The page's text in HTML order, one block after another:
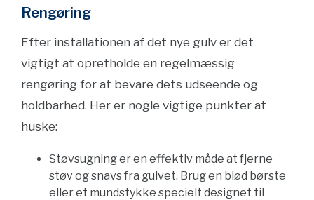
Rengøring
Efter installationen af det nye gulv er det
vigtigt at opretholde en regelmæssig
rengøring for at bevare dets udseende og
holdbarhed. Her er nogle vigtige punkter at
huske:
Støvsugning er en effektiv måde at fjerne
støv og snavs fra gulvet. Brug en blød børste
eller et mundstykke specielt designet til